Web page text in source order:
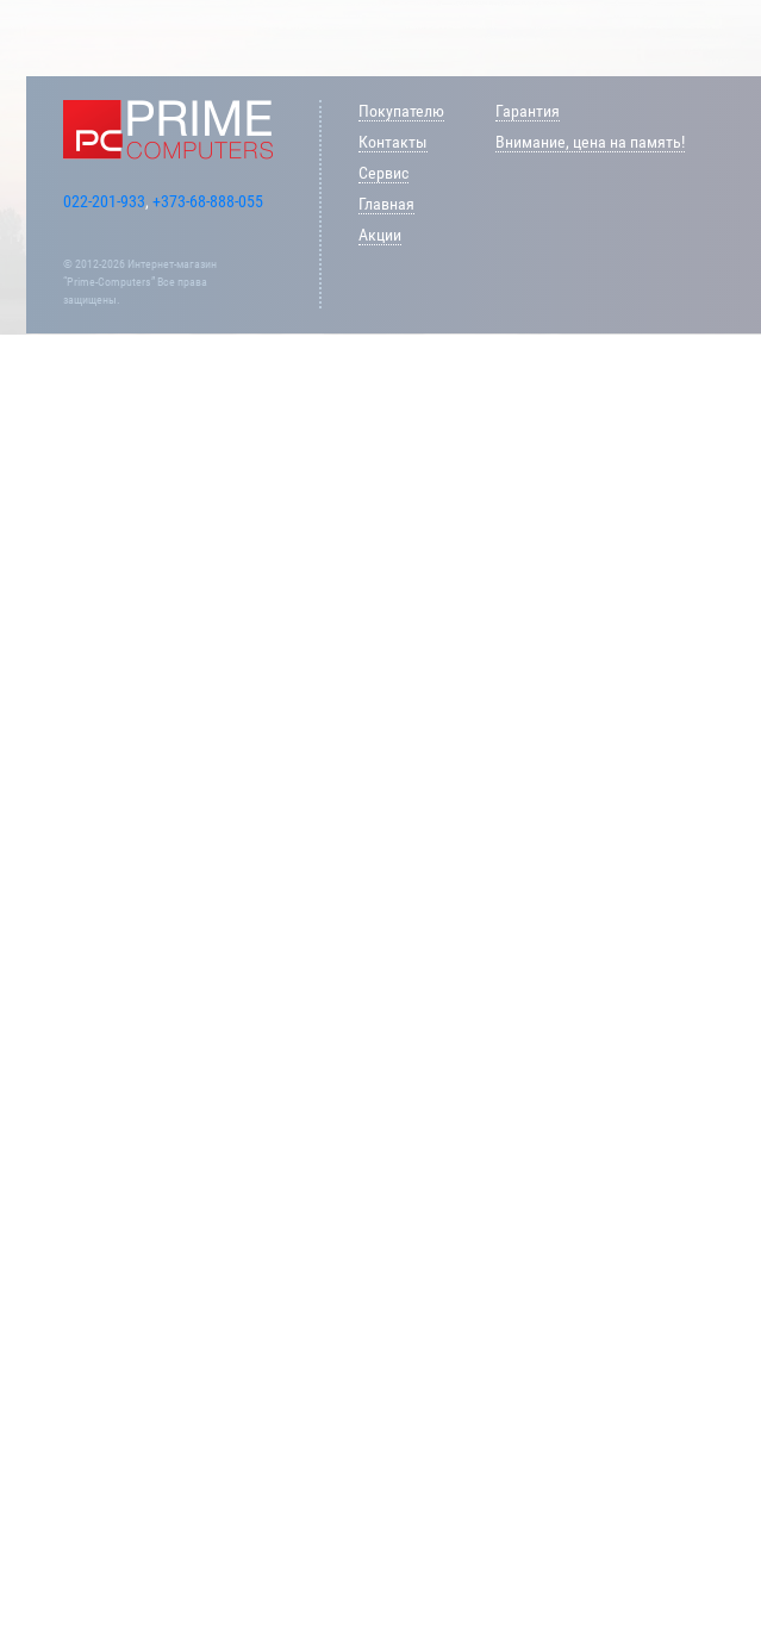
022-201-933, +373-68-888-055
© 2012-2026 Интернет-магазин
“Prime-Computers” Все права
защищены.
Покупателю
Контакты
Сервис
Главная
Акции
Гарантия
Внимание, цена на память!